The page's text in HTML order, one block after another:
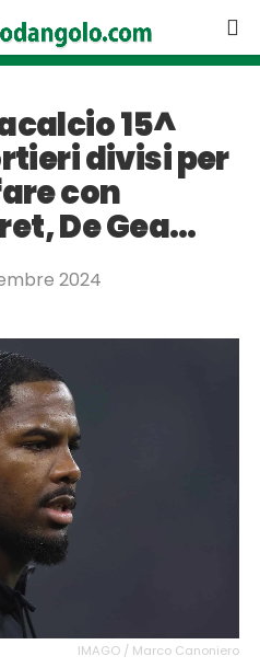
15^
divisi per
con
De Gea…
2024
IMAGO / Marco Canoniero